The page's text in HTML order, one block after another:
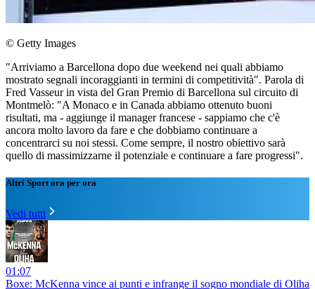
© Getty Images
"Arriviamo a Barcellona dopo due weekend nei quali abbiamo
mostrato segnali incoraggianti in termini di competitività". Parola di
Fred Vasseur in vista del Gran Premio di Barcellona sul circuito di
Montmelò: "A Monaco e in Canada abbiamo ottenuto buoni
risultati, ma - aggiunge il manager francese - sappiamo che c'è
ancora molto lavoro da fare e che dobbiamo continuare a
concentrarci su noi stessi. Come sempre, il nostro obiettivo sarà
quello di massimizzarne il potenziale e continuare a fare progressi".
Altri Sport ora per ora
Vedi tutti
01:07
Boxe: McKenna vince ai punti e infrange il sogno mondiale di Oliha